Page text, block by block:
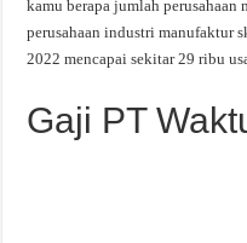
kamu berapa jumlah
perusahaan industri manufaktur
2022 mencapai sekitar 29 ribu
Gaji PT